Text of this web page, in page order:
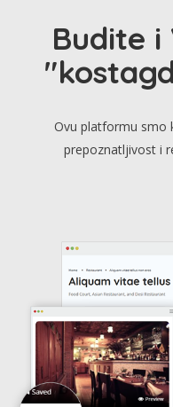
Budite i
Ovu platformu smo
prepoznatljivost i